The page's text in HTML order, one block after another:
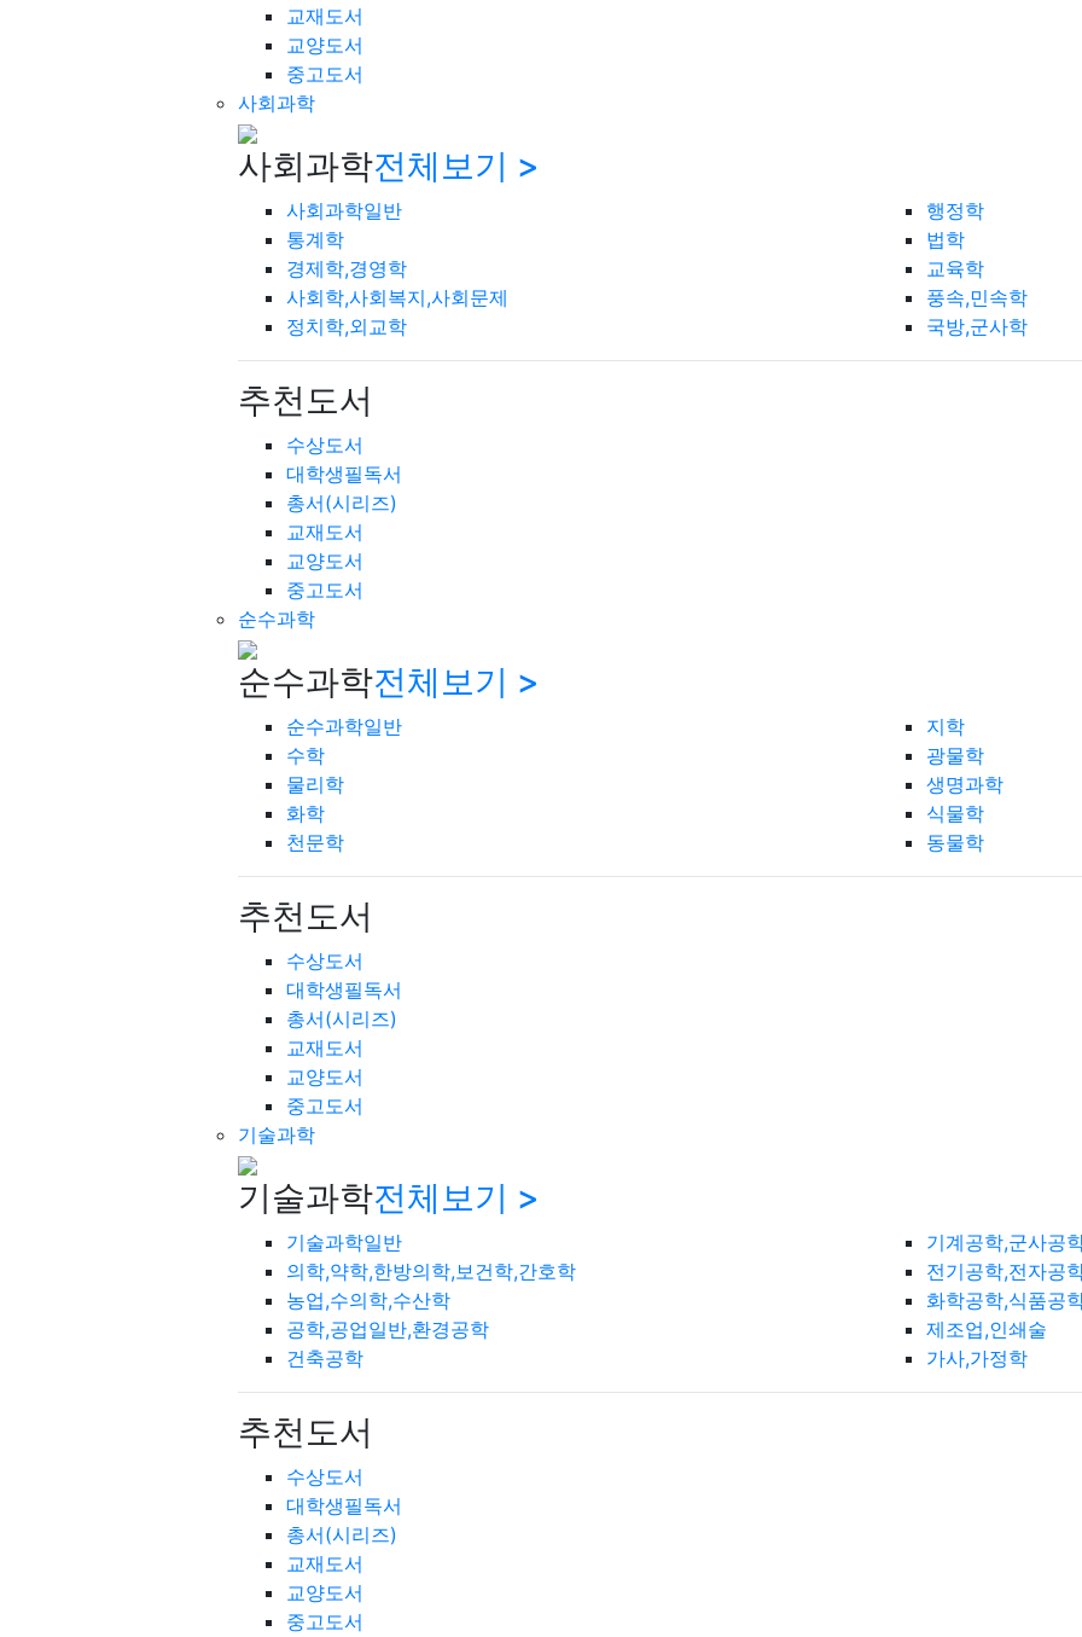
교재도서
교양도서
중고도서
사회과학
사회과학전체보기 >
사회과학일반
통계학
경제학,경영학
사회학,사회복지,사회문제
정치학,외교학
행정학
법학
교육학
풍속,민속학
국방,군사학
추천도서
수상도서
대학생필독서
총서(시리즈)
교재도서
교양도서
중고도서
순수과학
순수과학전체보기 >
순수과학일반
수학
물리학
화학
천문학
지학
광물학
생명과학
식물학
동물학
추천도서
수상도서
대학생필독서
총서(시리즈)
교재도서
교양도서
중고도서
기술과학
기술과학전체보기 >
기술과학일반
의학,약학,한방의학,보건학,간호학
농업,수의학,수산학
공학,공업일반,환경공학
건축공학
기계공학,군사공
전기공학,전자공
화학공학,식품공
제조업,인쇄술
가사,가정학
추천도서
수상도서
대학생필독서
총서(시리즈)
교재도서
교양도서
중고도서